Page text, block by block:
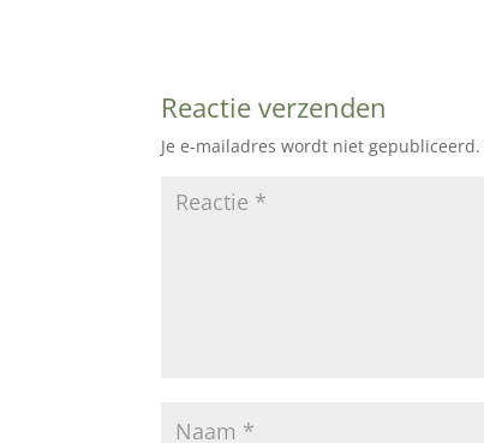
Reactie verzenden
Je e-mailadres wordt niet gepubliceerd.